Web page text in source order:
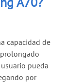
capacidad de
pueda
por